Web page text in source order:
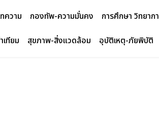
ความ กองทัพ-ความมั่นคง การศึกษา วิทยาก
ทียม สุขภาพ-สิ่งแวดล้อม อุบัติเหตุ-ภัยพิบัติ